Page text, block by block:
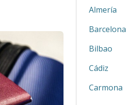
Almería
Barcelona
Bilbao
Cádiz
Carmona